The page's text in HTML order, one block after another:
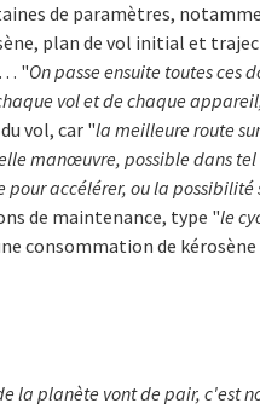
de paramètres,
plan de vol initial et
"On passe ensuite toutes ces
vol et de chaque
vol, car "la meilleure route
manœuvre, possible dans
accélérer, ou la possibilité
de maintenance, type "le
consommation de
la planète vont de pair, c'est